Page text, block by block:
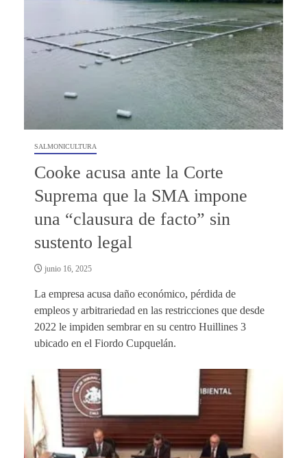
SALMONICULTURA
Cooke acusa ante la Corte
Suprema que la SMA impone
una “clausura de facto” sin
sustento legal
junio 16, 2025
La empresa acusa daño económico, pérdida de
empleos y arbitrariedad en las restricciones que desde
2022 le impiden sembrar en su centro Huillines 3
ubicado en el Fiordo Cupquelán.